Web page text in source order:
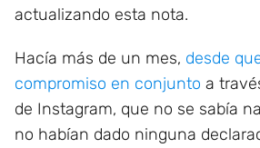
actualizando esta nota.
Hacía más de un mes, desde
compromiso en conjunto a
de Instagram, que no se sabía
no habían dado ninguna